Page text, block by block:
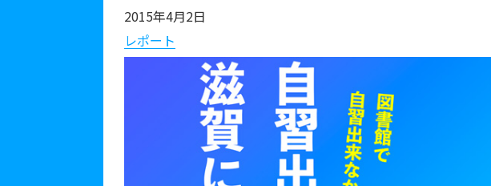
2015年4月2日
レポート